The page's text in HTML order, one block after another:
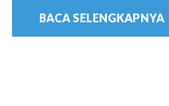
BACA SELENGKAPNYA